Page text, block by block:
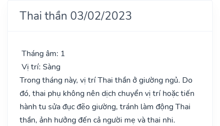
Thai thần 03/02/2023
Tháng âm: 1
Vị trí: Sàng
Trong tháng này, vị trí Thai thần ở giường ngủ. Do
đó, thai phụ không nên dịch chuyển vị trí hoặc tiến
hành tu sửa đục đẽo giường, tránh làm động Thai
thần, ảnh hưởng đến cả người mẹ và thai nhi.